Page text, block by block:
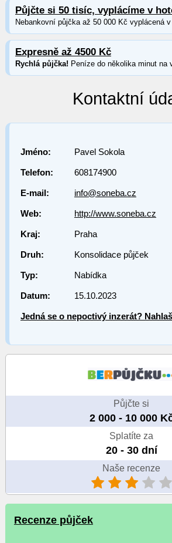
Půjčte si 50 tisíc, vyplácíme v
Nebankovní půjčka až 50 000 Kč vyplácená v
Expresně až 4500 Kč
Rychlá půjčka! Peníze do několika minut na
Kontaktní
Jméno: Pavel Sokola
Telefon: 608174900
E-mail: info@soneba.cz
Web: http://www.soneba.cz
Kraj: Praha
Druh: Konsolidace půjček
Typ: Nabídka
Datum: 15.10.2023
Jedná se o nepoctivý inzerát?
Půjčte si
2 000 - 10 000
Splatíte za
20 - 30 dní
Naše recenze
Recenze půjček